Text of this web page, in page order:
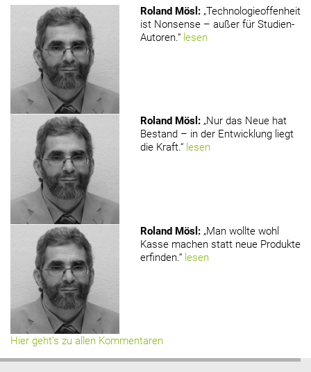
Roland Mösl : „Technologieoffenheit
ist Nonsense – außer für Studien-
Autoren.“ lesen
Roland Mösl : „Nur das Neue hat
Bestand – in der Entwicklung liegt
die Kraft.“ lesen
Roland Mösl : „Man wollte wohl
Kasse machen statt neue Produkte
erfinden.“ lesen
Hier geht’s zu allen Kommentaren